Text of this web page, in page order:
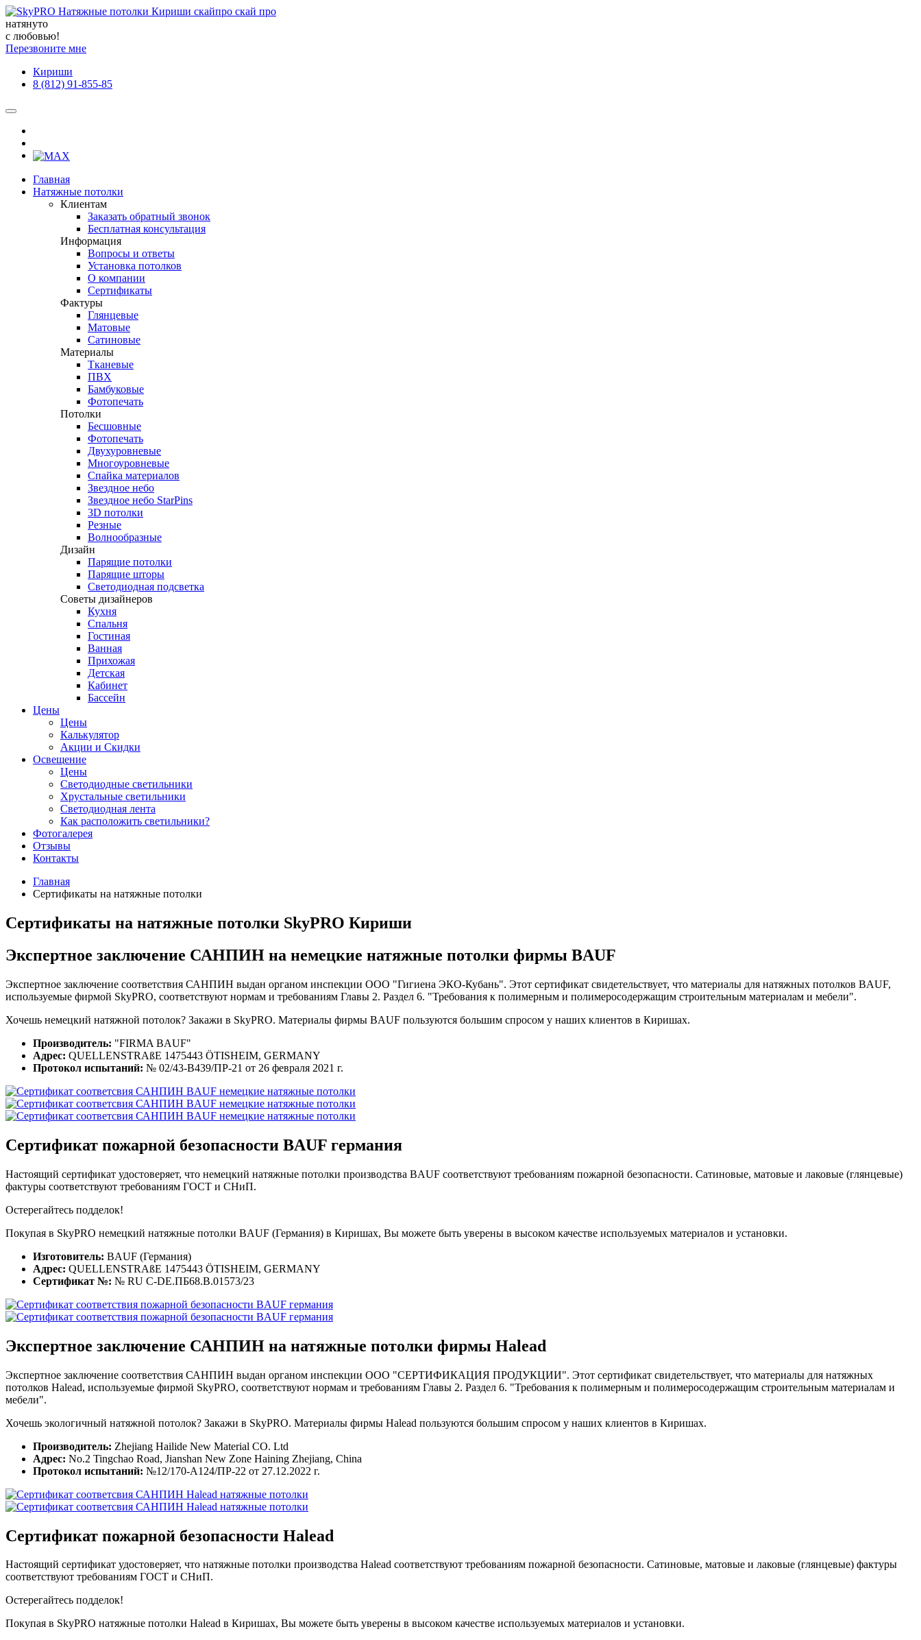
натянуто
с любовью!
Перезвоните мне
Кириши
8 (812) 91-855-85
Главная
Натяжные потолки
Клиентам
Заказать обратный звонок
Бесплатная консультация
Информация
Вопросы и ответы
Установка потолков
О компании
Сертификаты
Фактуры
Глянцевые
Матовые
Сатиновые
Материалы
Тканевые
ПВХ
Бамбуковые
Фотопечать
Потолки
Бесшовные
Фотопечать
Двухуровневые
Многоуровневые
Спайка материалов
Звездное небо
Звездное небо StarPins
3D потолки
Резные
Волнообразные
Дизайн
Парящие потолки
Парящие шторы
Светодиодная подсветка
Советы дизайнеров
Кухня
Спальня
Гостиная
Ванная
Прихожая
Детская
Кабинет
Бассейн
Цены
Цены
Калькулятор
Акции и Скидки
Освещение
Цены
Светодиодные светильники
Хрустальные светильники
Светодиодная лента
Как расположить светильники?
Фотогалерея
Отзывы
Контакты
Главная
Сертификаты на натяжные потолки
Сертификаты на натяжные потолки SkyPRO Кириши
Экспертное заключение САНПИН на немецкие натяжные потолки фирмы BAUF
Экспертное заключение соответствия САНПИН выдан органом инспекции ООО "Гигиена ЭКО-Кубань". Этот сертификат свидетельствует, что материалы для натяжных потолков BAUF,
используемые фирмой SkyPRO, соответствуют нормам и требованиям Главы 2. Раздел 6. "Требования к полимерным и полимеросодержащим строительным материалам и мебели".
Хочешь немецкий натяжной потолок? Закажи в SkyPRO. Материалы фирмы BAUF пользуются большим спросом у наших клиентов в Киришах.
Производитель: "FIRMA BAUF"
Адрес: QUELLENSTRAßE 1475443 ÖTISHEIM, GERMANY
Протокол испытаний: № 02/43-В439/ПР-21 от 26 февраля 2021 г.
Сертификат пожарной безопасности BAUF германия
Настоящий сертификат удостоверяет, что немецкий натяжные потолки производства BAUF соответствуют требованиям пожарной безопасности. Сатиновые, матовые и лаковые (глянцевые)
фактуры соответствуют требованиям ГОСТ и СНиП.
Остерегайтесь подделок!
Покупая в SkyPRO немецкий натяжные потолки BAUF (Германия) в Киришах, Вы можете быть уверены в высоком качестве используемых материалов и установки.
Изготовитель: BAUF (Германия)
Адрес: QUELLENSTRAßE 1475443 ÖTISHEIM, GERMANY
Сертификат №: № RU C-DE.ПБ68.В.01573/23
Экспертное заключение САНПИН на натяжные потолки фирмы Halead
Экспертное заключение соответствия САНПИН выдан органом инспекции ООО "СЕРТИФИКАЦИЯ ПРОДУКЦИИ". Этот сертификат свидетельствует, что материалы для натяжных
потолков Halead, используемые фирмой SkyPRO, соответствуют нормам и требованиям Главы 2. Раздел 6. "Требования к полимерным и полимеросодержащим строительным материалам и
мебели".
Хочешь экологичный натяжной потолок? Закажи в SkyPRO. Материалы фирмы Halead пользуются большим спросом у наших клиентов в Киришах.
Производитель: Zhejiang Hailide New Material CO. Ltd
Адрес: No.2 Tingchao Road, Jianshan New Zone Haining Zhejiang, China
Протокол испытаний: №12/170-А124/ПР-22 от 27.12.2022 г.
Сертификат пожарной безопасности Halead
Настоящий сертификат удостоверяет, что натяжные потолки производства Halead соответствуют требованиям пожарной безопасности. Сатиновые, матовые и лаковые (глянцевые) фактуры
соответствуют требованиям ГОСТ и СНиП.
Остерегайтесь подделок!
Покупая в SkyPRO натяжные потолки Halead в Киришах, Вы можете быть уверены в высоком качестве используемых материалов и установки.